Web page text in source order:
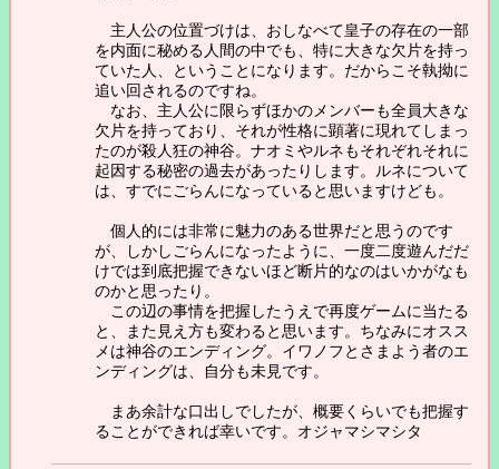
主人公の位置づけは、おしなべて皇子の存在の一部
を内面に秘める人間の中でも、特に大きな欠片を持っ
ていた人、ということになります。だからこそ執拗に
追い回されるのですね。
なお、主人公に限らずほかのメンバーも全員大きな
欠片を持っており、それが性格に顕著に現れてしまっ
たのが殺人狂の神谷。ナオミやルネもそれぞれそれに
起因する秘密の過去があったりします。ルネについて
は、すでにごらんになっていると思いますけども。
個人的には非常に魅力のある世界だと思うのです
が、しかしごらんになったように、一度二度遊んだだ
けでは到底把握できないほど断片的なのはいかがなも
のかと思ったり。
この辺の事情を把握したうえで再度ゲームに当たる
と、また見え方も変わると思います。ちなみにオスス
メは神谷のエンディング。イワノフとさまよう者のエ
ンディングは、自分も未見です。
まあ余計な口出しでしたが、概要くらいでも把握す
ることができれば幸いです。オジャマシマシタ